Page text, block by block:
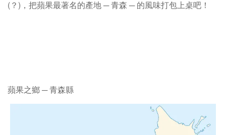
(？)，把蘋果最著名的產地 ─ 青森 ─ 的風味打包上桌吧！
蘋果之鄉 ─ 青森縣